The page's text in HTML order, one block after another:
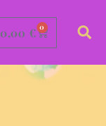
0,00 € 0